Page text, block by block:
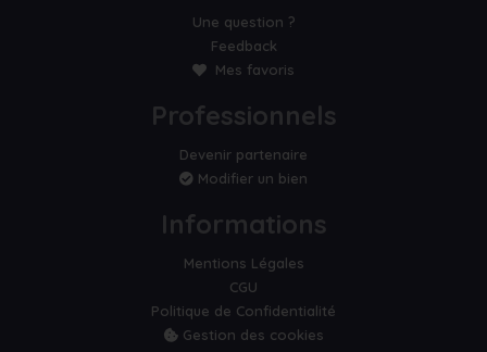
Une question ?
Feedback
Mes favoris
Professionnels
Devenir partenaire
Modifier un bien
Informations
Mentions Légales
CGU
Politique de Confidentialité
Gestion des cookies